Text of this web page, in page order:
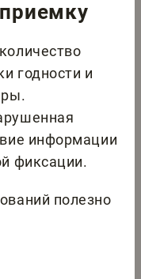
годности и
информации
фиксации.
полезно